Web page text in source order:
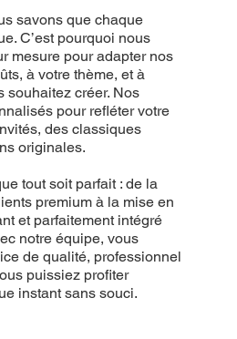
savons que chaque
C’est pourquoi nous
mesure pour adapter nos
à votre thème, et à
souhaitez créer. Nos
pour refléter votre
des classiques
originales.
tout soit parfait : de la
premium à la mise en
et parfaitement intégré
notre équipe, vous
de qualité, professionnel
puissiez profiter
instant sans souci.